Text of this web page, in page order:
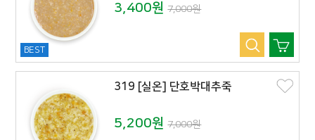
BEST
3,400원7,000원
319 [실온] 단호박대추죽
5,200원7,000원